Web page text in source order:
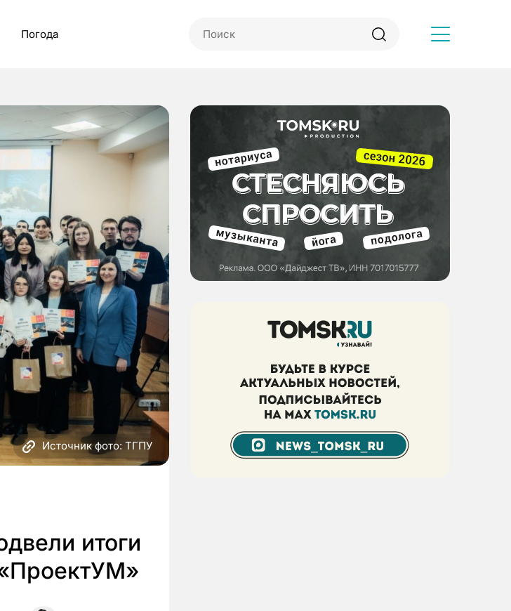
Погода
Источник фото: ТГПУ
итоги